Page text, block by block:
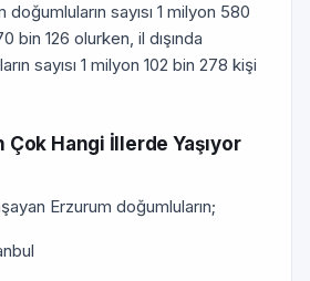
sayısı 1 milyon 580
bin 126 olurken, il dışında
sayısı 1 milyon 102 bin 278 kişi
Çok Hangi İllerde Yaşıyor
Erzurum doğumluların;